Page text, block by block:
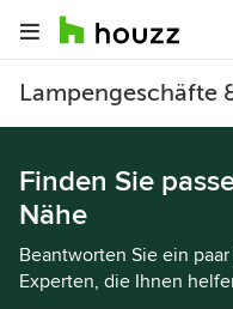
Lampengeschäfte
Finden Sie
Nähe
Beantworten Sie ein
Experten, die Ihnen